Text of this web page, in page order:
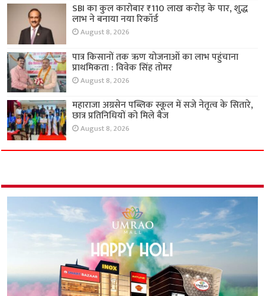
SBI का कुल कारोबार ₹110 लाख करोड़ के पार, शुद्ध
लाभ ने बनाया नया रिकॉर्ड
August 8, 2026
पात्र किसानों तक ऋण योजनाओं का लाभ पहुंचाना
प्राथमिकता : विवेक सिंह तोमर
August 8, 2026
महाराजा अग्रसेन पब्लिक स्कूल में सजे नेतृत्व के सितारे,
छात्र प्रतिनिधियों को मिले बैज
August 8, 2026